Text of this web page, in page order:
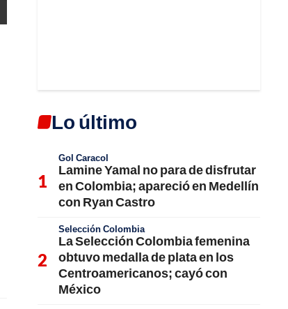
Lo último
Gol Caracol
Lamine Yamal no para de disfrutar
en Colombia; apareció en Medellín
con Ryan Castro
Selección Colombia
La Selección Colombia femenina
obtuvo medalla de plata en los
Centroamericanos; cayó con
México